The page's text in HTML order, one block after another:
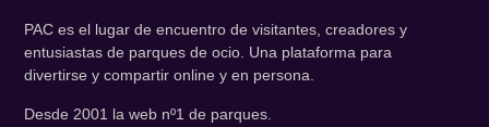
PAC es el lugar de encuentro de visitantes, creadores y
entusiastas de parques de ocio. Una plataforma para
divertirse y compartir online y en persona.
Desde 2001 la web nº1 de parques.